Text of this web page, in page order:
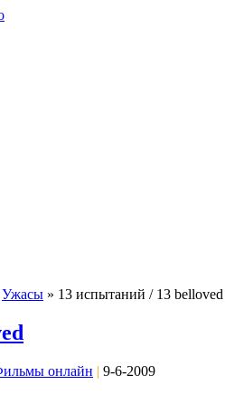
Ужасы » 13 испытаний / 13 belloved
онлайн | 9-6-2009